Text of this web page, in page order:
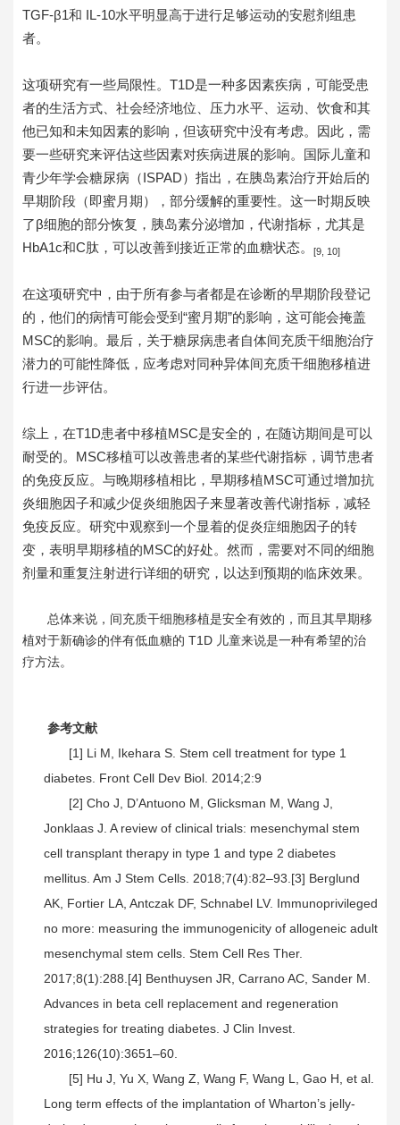
TGF-β1和 IL-10水平明显高于进行足够运动的安慰剂组患
者。
这项研究有一些局限性。T1D是一种多因素疾病，可能受患
者的生活方式、社会经济地位、压力水平、运动、饮食和其
他已知和未知因素的影响，但该研究中没有考虑。因此，需
要一些研究来评估这些因素对疾病进展的影响。国际儿童和
青少年学会糖尿病（ISPAD）指出，在胰岛素治疗开始后的
早期阶段（即蜜月期），部分缓解的重要性。这一时期反映
了β细胞的部分恢复，胰岛素分泌增加，代谢指标，尤其是
HbA1c和C肽，可以改善到接近正常的血糖状态。
[9, 10]
在这项研究中，由于所有参与者都是在诊断的早期阶段登记
的，他们的病情可能会受到“蜜月期”的影响，这可能会掩盖
MSC的影响。最后，关于糖尿病患者自体间充质干细胞治疗
潜力的可能性降低，应考虑对同种异体间充质干细胞移植进
行进一步评估。
综上，在T1D患者中移植MSC是安全的，在随访期间是可以
耐受的。MSC移植可以改善患者的某些代谢指标，调节患者
的免疫反应。与晚期移植相比，早期移植MSC可通过增加抗
炎细胞因子和减少促炎细胞因子来显著改善代谢指标，减轻
免疫反应。研究中观察到一个显着的促炎症细胞因子的转
变，表明早期移植的MSC的好处。然而，需要对不同的细胞
剂量和重复注射进行详细的研究，以达到预期的临床效果。
总体来说，间充质干细胞移植是安全有效的，而且其早期移
植对于新确诊的伴有低血糖的 T1D 儿童来说是一种有希望的治
疗方法。
参考文献
[1] Li M, Ikehara S. Stem cell treatment for type 1
diabetes. Front Cell Dev Biol. 2014;2:9
[2] Cho J, D’Antuono M, Glicksman M, Wang J,
Jonklaas J. A review of clinical trials: mesenchymal stem
cell transplant therapy in type 1 and type 2 diabetes
mellitus. Am J Stem Cells. 2018;7(4):82–93.[3] Berglund
AK, Fortier LA, Antczak DF, Schnabel LV. Immunoprivileged
no more: measuring the immunogenicity of allogeneic adult
mesenchymal stem cells. Stem Cell Res Ther.
2017;8(1):288.[4] Benthuysen JR, Carrano AC, Sander M.
Advances in beta cell replacement and regeneration
strategies for treating diabetes. J Clin Invest.
2016;126(10):3651–60.
[5] Hu J, Yu X, Wang Z, Wang F, Wang L, Gao H, et al.
Long term effects of the implantation of Wharton’s jelly-